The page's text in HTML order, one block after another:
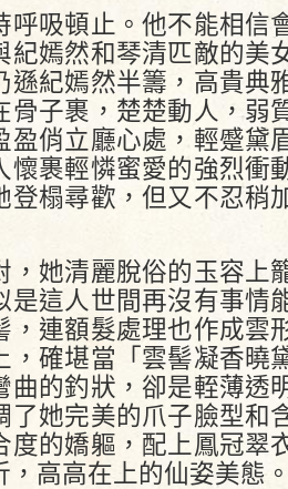
呼吸頓止。他不能相信
紀嫣然和琴清匹敵的美
遜紀嫣然半籌，高貴典
骨子裹，楚楚動人，弱
盈俏立廳心處，輕蹙黛
懷裹輕憐蜜愛的強烈衝
登榻尋歡，但又不忍稍
，她清麗脫俗的玉容上
是這人世間再沒有事情
，連額髮處理也作成雲
，確堪當「雲髻凝香曉
曲的釣狀，卻是輊薄透
了她完美的爪子臉型和
度的嬌軀，配上鳳冠翠
，高高在上的仙姿美態